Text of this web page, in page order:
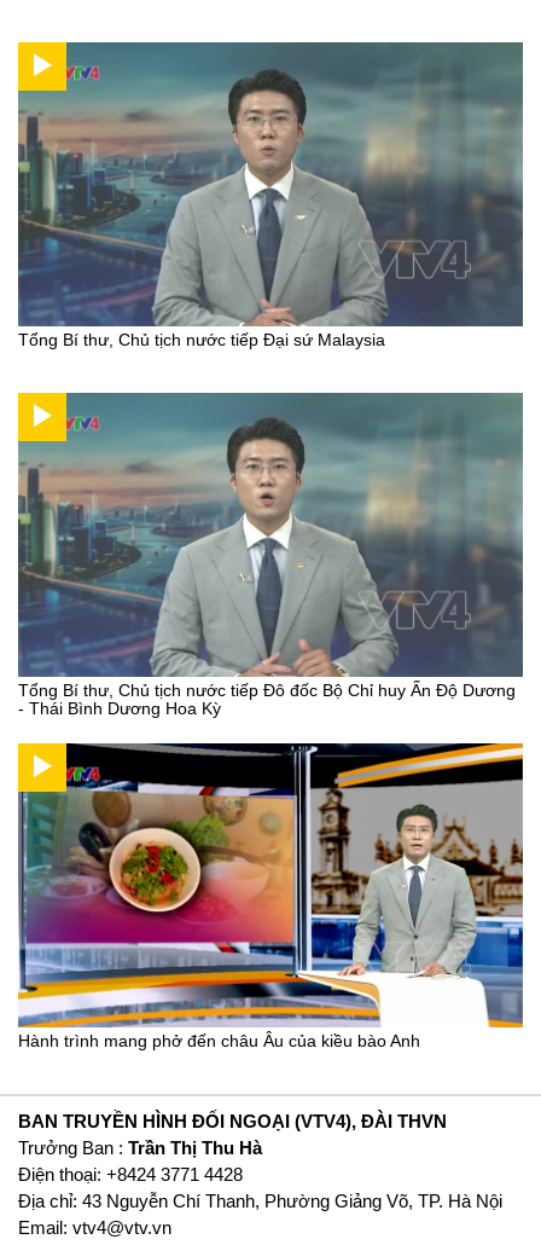
Tổng Bí thư, Chủ tịch nước tiếp Đại sứ Malaysia
Tổng Bí thư, Chủ tịch nước tiếp Đô đốc Bộ Chỉ huy Ấn Độ Dương
- Thái Bình Dương Hoa Kỳ
Hành trình mang phở đến châu Âu của kiều bào Anh
BAN TRUYỀN HÌNH ĐỐI NGOẠI (VTV4), ĐÀI THVN
Trưởng Ban : Trần Thị Thu Hà
Ðiện thoại: +8424 3771 4428
Địa chỉ: 43 Nguyễn Chí Thanh, Phường Giảng Võ, TP. Hà Nội
Email: vtv4@vtv.vn